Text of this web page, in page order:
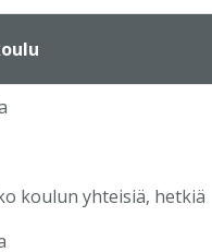
koulun yhteisiä, hetkiä